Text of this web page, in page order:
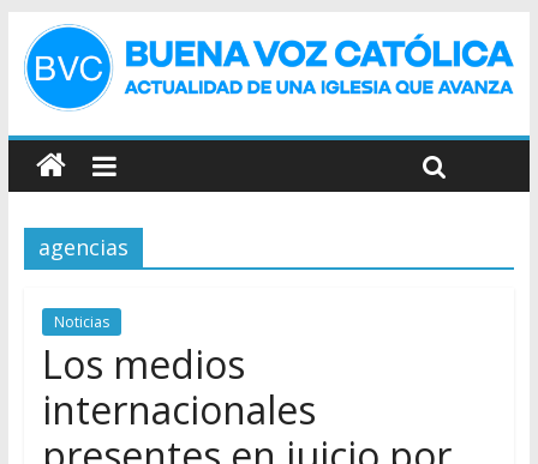
agencias
Noticias
Los medios
internacionales